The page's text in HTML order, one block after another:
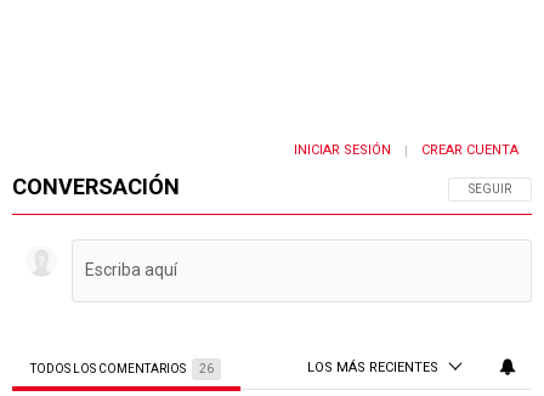
CONVERSACIÓN SIGA ESTA
SEGUIR
INICIAR SESIÓN CREAR CUENTA
TODOS LOS COMENTARIOS 26 LOS MÁS RECIENTES